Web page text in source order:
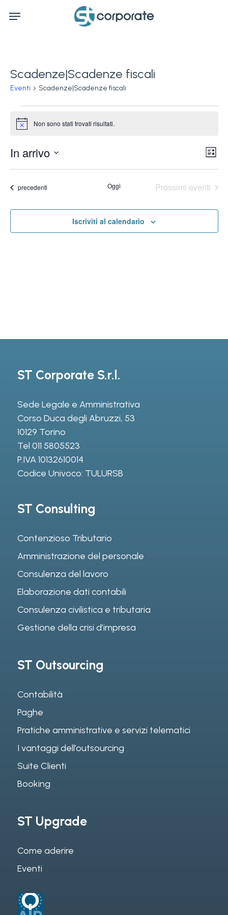
Menu
Scadenze|Scadenze fiscali
Eventi Scadenze|Scadenze fiscali
Eventi
Notice Non sono stati trovati risultati.
Lista
In arrivo
Seleziona
data.
Eventi
precedenti Oggi Prossimi eventi
Iscriviti al calendario
ST Corporate S.r.l.
Sede Legale e Amministrativa
Corso Duca degli Abruzzi, 53
10129 Torino
Tel 011 5805523
P.IVA 10132610014
Codice Univoco: TULURSB
ST Consulting
Contenzioso Tributario
Amministrazione del personale
Consulenza del lavoro
Elaborazione dati contabili
Consulenza civilistica e tributaria
Gestione della crisi d’impresa
ST Outsourcing
Contabilità
Paghe
Pratiche amministrative e servizi telematici
I vantaggi dell’outsourcing
Suite Clienti
Booking
ST Upgrade
Come aderire
Eventi